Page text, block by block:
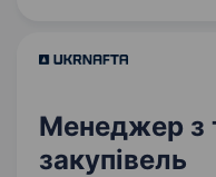
Менеджер з
закупівель